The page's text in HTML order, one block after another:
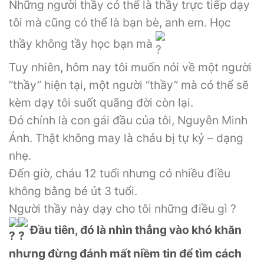
Những người thầy có thể là thầy trực tiếp dạy
tôi mà cũng có thể là bạn bè, anh em. Học
thầy không tầy học bạn mà
Tuy nhiên, hôm nay tôi muốn nói về một người
“thầy” hiện tại, một người “thầy” mà có thể sẽ
kèm dạy tôi suốt quãng đời còn lại.
Đó chính là con gái đầu của tôi, Nguyễn Minh
Ánh. Thật không may là cháu bị tự kỷ – dạng
nhẹ.
Đến giờ, cháu 12 tuổi nhưng có nhiều điều
không bằng bé út 3 tuổi.
Người thầy này dạy cho tôi những điều gì ?
Đầu tiên, đó là nhìn thẳng vào khó khăn
nhưng đừng đánh mất niềm tin để tìm cách